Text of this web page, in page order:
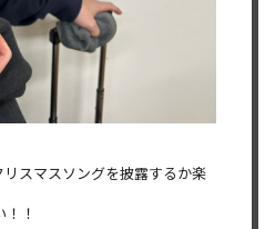
スマスソングを披露するか楽
！